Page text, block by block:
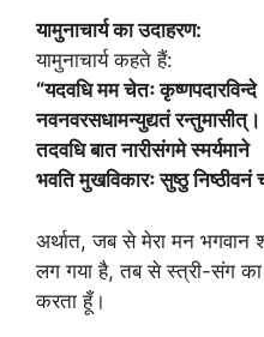
यामुनाचार्य का उदाहरण:
यामुनाचार्य कहते हैं:
“यदवधि मम चेतः कृष्णपदारविन्दे
नवनवरसधामन्युद्यतं रन्तुमासीत्।
तदवधि बात नारीसंगमे स्मर्यमाने
भवति मुखविकारः सुष्ठु
अर्थात, जब से मेरा मन
लग गया है, तब से स्त्री-संग
करता हूँ।